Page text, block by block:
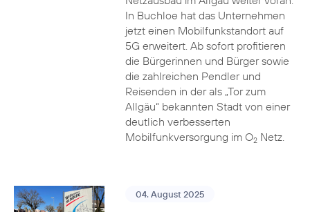
In Buchloe hat das Unternehmen
jetzt einen Mobilfunkstandort auf
5G erweitert. Ab sofort profitieren
die Bürgerinnen und Bürger sowie
die zahlreichen Pendler und
Reisenden in der als „Tor zum
Allgäu“ bekannten Stadt von einer
deutlich verbesserten
Mobilfunkversorgung im O2Netz.
04. August 2025